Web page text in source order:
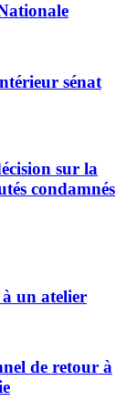
sénat
sur la
condamnés
un atelier
de retour à